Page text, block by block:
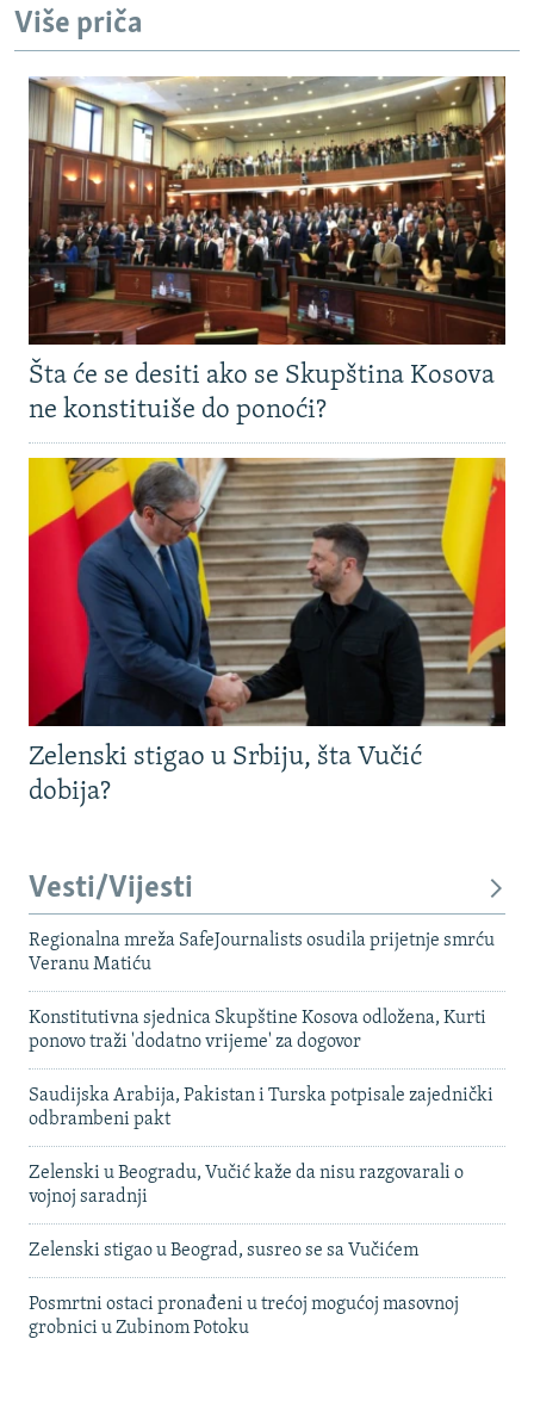
Više priča
Šta će se desiti ako se Skupština Kosova
ne konstituiše do ponoći?
Zelenski stigao u Srbiju, šta Vučić
dobija?
Vesti/Vijesti
Regionalna mreža SafeJournalists osudila prijetnje smrću
Veranu Matiću
Konstitutivna sjednica Skupštine Kosova odložena, Kurti
ponovo traži 'dodatno vrijeme' za dogovor
Saudijska Arabija, Pakistan i Turska potpisale zajednički
odbrambeni pakt
Zelenski u Beogradu, Vučić kaže da nisu razgovarali o
vojnoj saradnji
Zelenski stigao u Beograd, susreo se sa Vučićem
Posmrtni ostaci pronađeni u trećoj mogućoj masovnoj
grobnici u Zubinom Potoku